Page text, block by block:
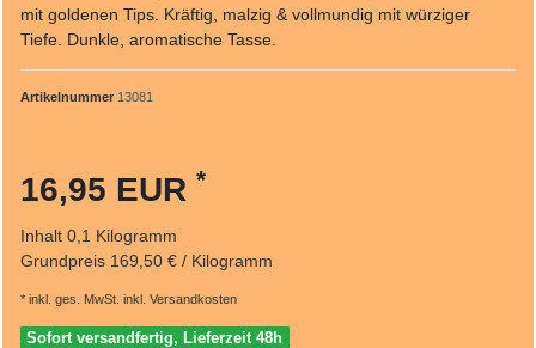
mit goldenen Tips. Kräftig, malzig & vollmundig mit würziger
Tiefe. Dunkle, aromatische Tasse.
Artikelnummer 13081
16,95 EUR *
Inhalt 0,1 Kilogramm
Grundpreis 169,50 € / Kilogramm
* inkl. ges. MwSt. inkl. Versandkosten
Sofort versandfertig, Lieferzeit 48h